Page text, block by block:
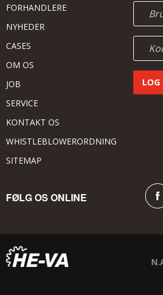
FORHANDLERE
NYHEDER
CASES
OM OS
JOB
SERVICE
KONTAKT OS
WHISTLEBLOWERORDNING
SITEMAP
FØLG OS ONLINE